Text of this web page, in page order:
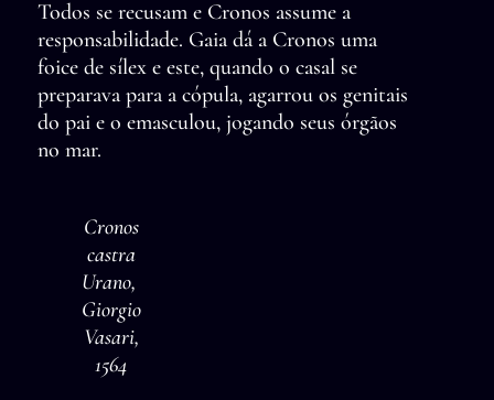
Todos se recusam e Cronos assume a
responsabilidade. Gaia dá a Cronos uma
foice de sílex e este, quando o casal se
preparava para a cópula, agarrou os genitais
do pai e o emasculou, jogando seus órgãos
no mar.
Cronos
castra
Urano,
Giorgio
Vasari,
1564